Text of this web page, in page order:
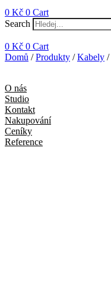
0 Kč 0 Cart
Search
0 Kč 0 Cart
Domů /Produkty /Kabely /
O nás
Studio
Kontakt
Nakupování
Ceníky
Reference